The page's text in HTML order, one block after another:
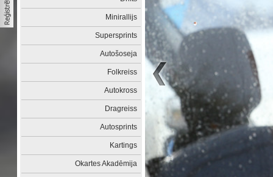
Minirallijs
Supersprints
Autošoseja
Folkreiss
Autokross
Dragreiss
Autosprints
Kartings
Okartes Akadēmija